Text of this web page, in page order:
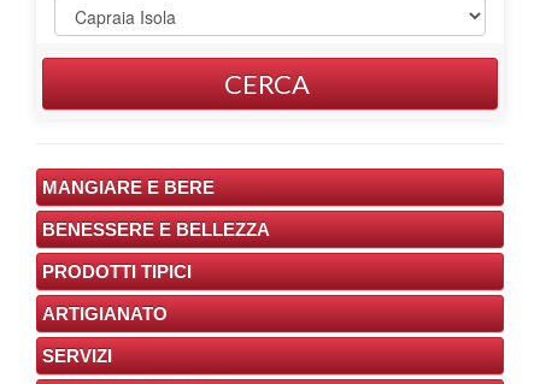
CERCA
MANGIARE E BERE
BENESSERE E BELLEZZA
PRODOTTI TIPICI
ARTIGIANATO
SERVIZI